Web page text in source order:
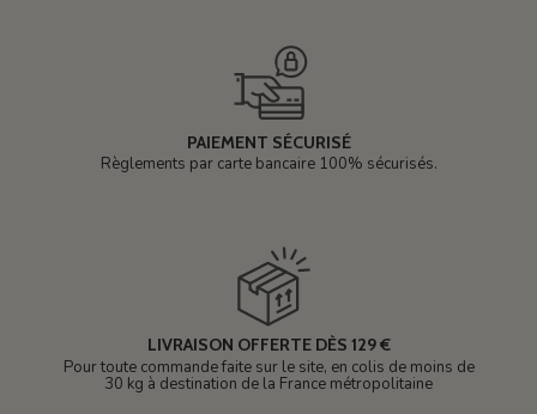
PAIEMENT SÉCURISÉ
Règlements par carte bancaire 100% sécurisés.
LIVRAISON OFFERTE DÈS 129 €
Pour toute commande faite sur le site, en colis de moins de
30 kg à destination de la France métropolitaine